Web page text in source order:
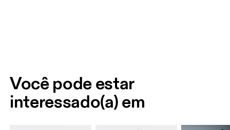
Você pode estar
interessado(a) em